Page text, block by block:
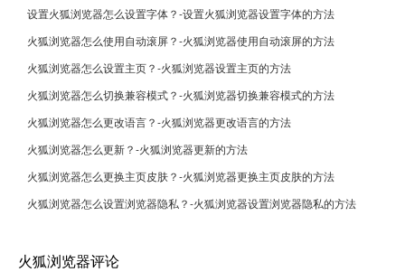
设置火狐浏览器怎么设置字体？-设置火狐浏览器设置字体的方法
火狐浏览器怎么使用自动滚屏？-火狐浏览器使用自动滚屏的方法
火狐浏览器怎么设置主页？-火狐浏览器设置主页的方法
火狐浏览器怎么切换兼容模式？-火狐浏览器切换兼容模式的方法
火狐浏览器怎么更改语言？-火狐浏览器更改语言的方法
火狐浏览器怎么更新？-火狐浏览器更新的方法
火狐浏览器怎么更换主页皮肤？-火狐浏览器更换主页皮肤的方法
火狐浏览器怎么设置浏览器隐私？-火狐浏览器设置浏览器隐私的方法
火狐浏览器评论